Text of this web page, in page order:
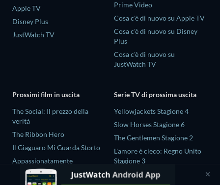
Apple TV
Disney Plus
JustWatch TV
Prime Video
Cosa c'è di nuovo su Apple TV
Cosa c'è di nuovo su Disney
Plus
Cosa c'è di nuovo su
JustWatch TV
Prossimi film in uscita
The Social: Il prezzo della
verità
The Ribbon Hero
Il Giaguaro Mi Guarda Storto
Appassionatamente
Rory Scovel: Show Must Go
Serie TV di prossima uscita
Yellowjackets Stagione 4
Slow Horses Stagione 6
The Gentlemen Stagione 2
L'amore è cieco: Regno Unito
Stagione 3
Gold Spoon Stagione 2